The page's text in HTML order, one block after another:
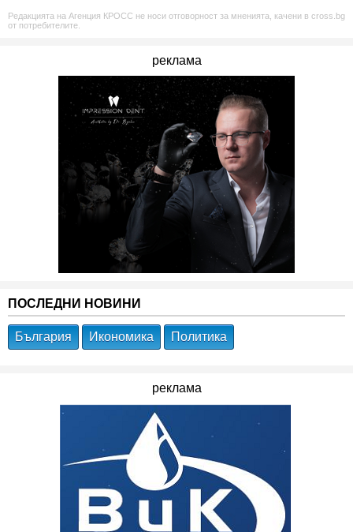
Редакцията на Агенция КРОСС не носи отговорност за мненията, качени в cross.bg
от потребителите.
реклама
ПОСЛЕДНИ НОВИНИ
България Икономика Политика
реклама